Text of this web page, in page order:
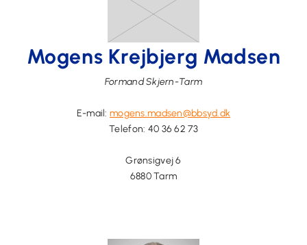
Mogens Krejbjerg Madsen
Formand Skjern-Tarm
E-mail: mogens.madsen@bbsyd.dk
Telefon: 40 36 62 73
Grønsigvej 6
6880 Tarm